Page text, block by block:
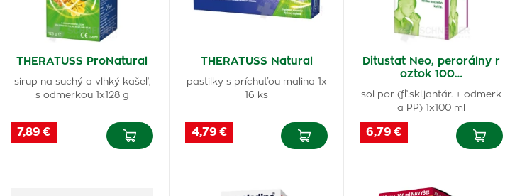
THERATUSS ProNatural
sirup na suchý a vlhký kašeľ,
s odmerkou 1x128 g
7,89 €
THERATUSS Natural
pastilky s príchuťou malina 1x
16 ks
4,79 €
Ditustat Neo, perorálny r
oztok 100…
sol por (fľ.skl.jantár. + odmerk
a PP) 1x100 ml
6,79 €